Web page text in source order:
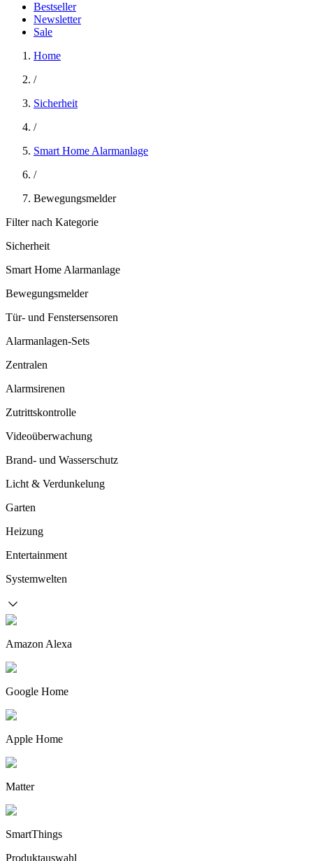
Bestseller
Newsletter
Sale
Home
/
Sicherheit
/
Smart Home Alarmanlage
/
Bewegungsmelder
Filter nach Kategorie
Sicherheit
Smart Home Alarmanlage
Bewegungsmelder
Tür- und Fenstersensoren
Alarmanlagen-Sets
Zentralen
Alarmsirenen
Zutrittskontrolle
Videoüberwachung
Brand- und Wasserschutz
Licht & Verdunkelung
Garten
Heizung
Entertainment
Systemwelten
Amazon Alexa
Google Home
Apple Home
Matter
SmartThings
Produktauswahl